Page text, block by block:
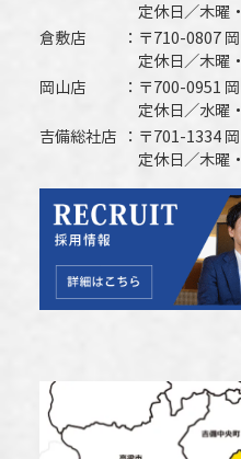
定休日／木曜
倉敷店
〒710-0807
定休日／木曜
岡山店
〒700-0951
定休日／水曜
吉備総社店
〒701-1334
定休日／木曜